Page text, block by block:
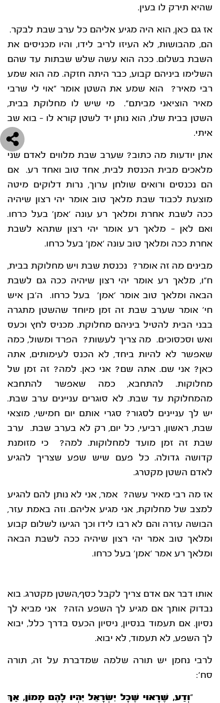
שהיא תירק לו בעין.
אז גם כאן, הוא היה מגיע אליהם כל ערב שבת לבקר.
הם, מהבושות, לא העיזו לריב לידו, והיו מכניסים את
השבת בשלום. ככה הוא עשה שלש שבתות עד שהם
השלימו ביניהם קבוע, כבר היתה חזקה. מה הוא שמע
רבי מאיר? הוא שמע את השטן אומר “אוי לי שרבי
מאיר הוציאני מביתם”. מי שיש לו מחלוקת בבית,
השטן בבית שלו, הוא נותן יד לשטן קורא לו – בוא שב
איתי.
אתן יודעות מה כתוב? שערב שבת מלווים לאדם שני
מלאכים מבית הכנסת לבית, אחד טוב ואחד רע. אם
הם נכנסים ורואים שולחן ערוך, נרות דלוקים מיטה
מוצעת לכבוד שבת מלאך טוב אומר יהי רצון שיהיה
ככה לשבת אחרת ומלאך רע עונה ‘אמן’ בעל כרחו.
ואם לאן – מלאך רע אומר יהי רצון שתהא לשבת
אחרת ככה ומלאך טוב עונה ‘אמן’ בעל כרחו.
מבינים מה זה אומר? נכנסת שבת ויש מחלוקת בבית,
ח”ו, מלאך רע אומר יהי רצון שיהיה ככה גם לשבת
הבאה ומלאך טוב אומר ‘אמן’ בעל כרחו. ה’בן איש
חי’ אומר שערב שבת זה זמן מיוחד שהשטן מתגרה
בבני הבית להטיל ביניהם מחלוקת. מכניס לחץ וכעס
ואש וסכסוכים. מה צריך לעשות? הפרד ומשול, כמה
שאפשר לא להיות ביחד, לא הכנס לעימותים, אתה
כאן? אני שם. אתה שם? אני כאן. למה? זה זמן של
מחלוקות. להתחבא, כמה שאפשר להתחבא
מהמחלוקת עד שבת. לא סוגרים עניינים ערב שבת.
יש לך עניינים לסגור? סגרי אותם יום חמישי, מוצאי
שבת, ראשון, רביעי, כל יום, רק לא בערב שבת. ערב
שבת זה זמן מועד למחלוקות. למה? כי מזומנת
קדושה גדולה. כל פעם שיש שפע שצריך להגיע
לאדם השטן מקטרג.
אז מה רבי מאיר עשה? אמר, אני לא נותן להם להגיע
למצב של מחלוקת, אני מגיע אליהם. וזה באמת עזר,
הבושה עזרה והם לא רבו לידו וכך הגיעו לשלום קבוע
ומלאך טוב אמר יהי רצון שיהיה ככה לשבת הבאה
ומלאך רע אמר ‘אמן’ בעל כרחו.
אותו דבר אם אדם צריך לקבל כסף,השטן מקטרג. בוא
נבדוק אותך אם מגיע לך השפע הזה? אני מביא לך
נסיון. אם תעמוד בנסיון, ניסיון הכעס בדרך כלל, יבוא
לך השפע, לא תעמוד, לא יבוא.
לרבי נחמן יש תורה שלמה שמדברת על זה, תורה
סח’:
“וְדַע, שֶׁרָאוּי שֶׁכָּל יִשְׂרָאֵל יִהְיוּ לָהֶם מָמוֹן, אַךְ